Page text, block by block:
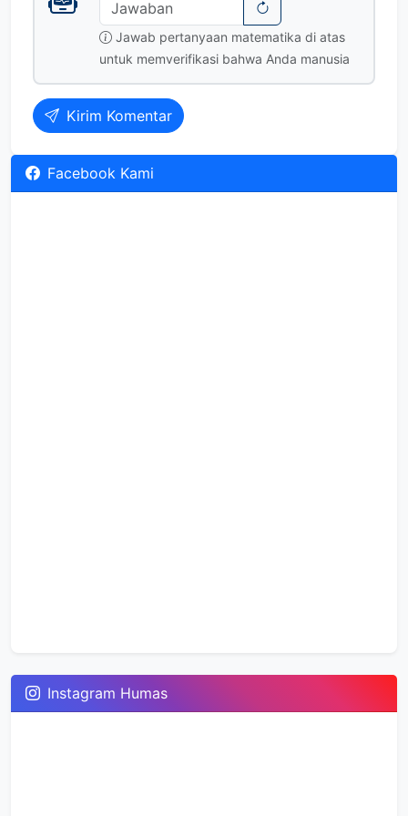
Jawab pertanyaan matematika di atas
untuk memverifikasi bahwa Anda manusia
Kirim Komentar
Facebook Kami
Instagram Humas